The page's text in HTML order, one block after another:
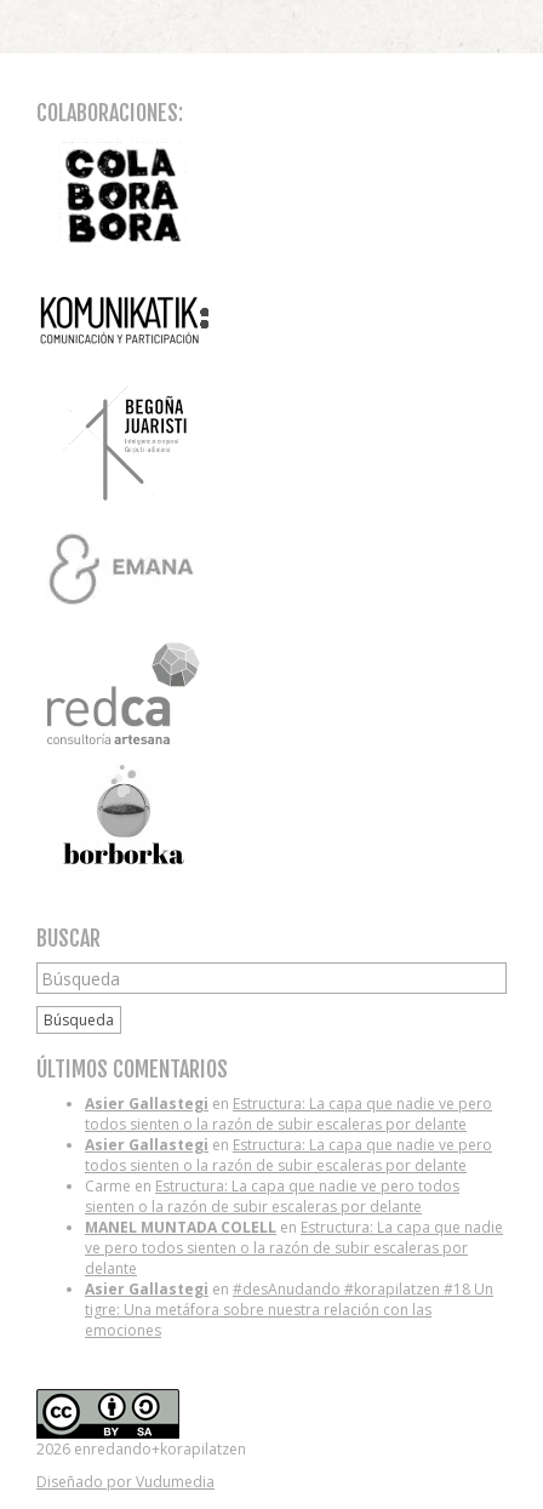
COLABORACIONES:
BUSCAR
Búsqueda
ÚLTIMOS COMENTARIOS
Asier Gallastegi en Estructura: La capa que nadie ve pero
todos sienten o la razón de subir escaleras por delante
Asier Gallastegi en Estructura: La capa que nadie ve pero
todos sienten o la razón de subir escaleras por delante
Carme en Estructura: La capa que nadie ve pero todos
sienten o la razón de subir escaleras por delante
MANEL MUNTADA COLELL en Estructura: La capa que nadie
ve pero todos sienten o la razón de subir escaleras por
delante
Asier Gallastegi en #desAnudando #korapilatzen #18 Un
tigre: Una metáfora sobre nuestra relación con las
emociones
2026 enredando+korapilatzen
Diseñado por Vudumedia